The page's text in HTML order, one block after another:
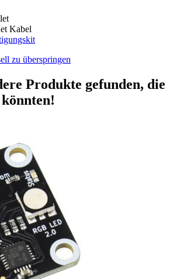
Kabel
zu überspringen
Produkte gefunden, die